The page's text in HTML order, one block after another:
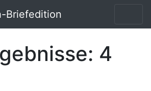
Briefedition
4